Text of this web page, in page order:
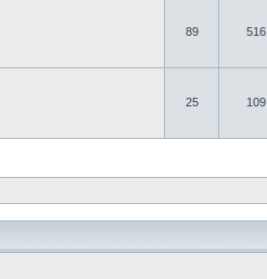
89 516
25 109